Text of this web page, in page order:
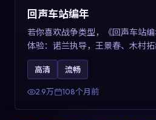
回声车站编年
若你喜欢战争类型，《回声车站
体验：诺兰执导，王景春、木村
片2017年于澳大利亚上映，内容
则的温和反讽，关键词包含高清
转，适合检索「2017战争」「澳
高清 流畅
2.9万 108个月前